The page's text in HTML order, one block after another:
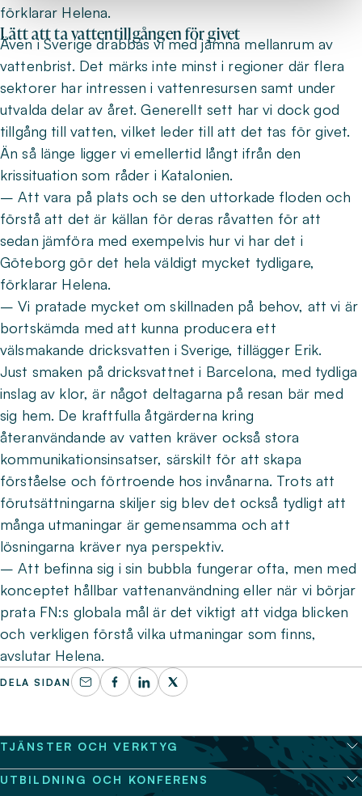
förklarar Helena.
Lätt att ta vattentillgången för givet
Även i Sverige drabbas vi med jämna mellanrum av
vattenbrist. Det märks inte minst i regioner där flera
sektorer har intressen i vattenresursen samt under
utvalda delar av året. Generellt sett har vi dock god
tillgång till vatten, vilket leder till att det tas för givet.
Än så länge ligger vi emellertid långt ifrån den
krissituation som råder i Katalonien.
– Att vara på plats och se den uttorkade floden och
förstå att det är källan för deras råvatten för att
sedan jämföra med exempelvis hur vi har det i
Göteborg gör det hela väldigt mycket tydligare,
förklarar Helena.
– Vi pratade mycket om skillnaden på behov, att vi är
bortskämda med att kunna producera ett
välsmakande dricksvatten i Sverige, tillägger Erik.
Just smaken på dricksvattnet i Barcelona, med tydliga
inslag av klor, är något deltagarna på resan bär med
sig hem. De kraftfulla åtgärderna kring
återanvändande av vatten kräver också stora
kommunikationsinsatser, särskilt för att skapa
förståelse och förtroende hos invånarna. Trots att
förutsättningarna skiljer sig blev det också tydligt att
många utmaningar är gemensamma och att
lösningarna kräver nya perspektiv.
– Att befinna sig i sin bubbla fungerar ofta, men med
konceptet hållbar vattenanvändning eller när vi börjar
prata FN:s globala mål är det viktigt att vidga blicken
och verkligen förstå vilka utmaningar som finns,
avslutar Helena.
DELA SIDAN
TJÄNSTER OCH VERKTYG
UTBILDNING OCH KONFERENS